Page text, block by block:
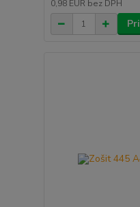
0,98 EUR bez DPH